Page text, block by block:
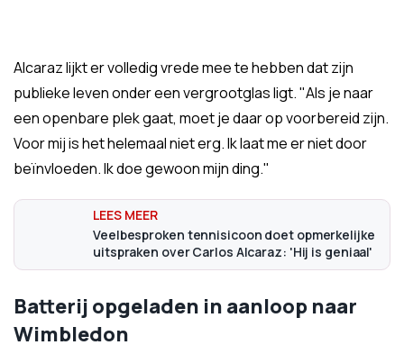
Alcaraz lijkt er volledig vrede mee te hebben dat zijn
publieke leven onder een vergrootglas ligt. "Als je naar
een openbare plek gaat, moet je daar op voorbereid zijn.
Voor mij is het helemaal niet erg. Ik laat me er niet door
beïnvloeden. Ik doe gewoon mijn ding."
Veelbesproken tennisicoon doet opmerkelijke
uitspraken over Carlos Alcaraz: 'Hij is geniaal'
Batterij opgeladen in aanloop naar
Wimbledon